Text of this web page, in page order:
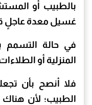
بالطبيب أو
غسيل معدة عاجلٍ
في حالة التسمم
المنزلية أو
فلا أنصح بأن
الطبيب؛ لأن